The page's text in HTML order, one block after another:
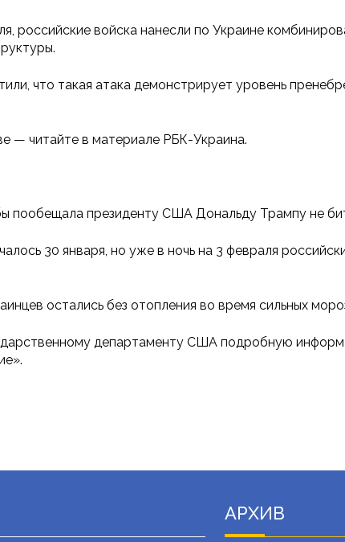
российские войска нанесли по Украине
что такая атака демонстрирует уровень
— читайте в материале РБК-Украина.
пообещала президенту США Дональду Трампу не
30 января, но уже в ночь на 3 февраля
остались без отопления во время сильных
департаменту США подробную
АРХИВ